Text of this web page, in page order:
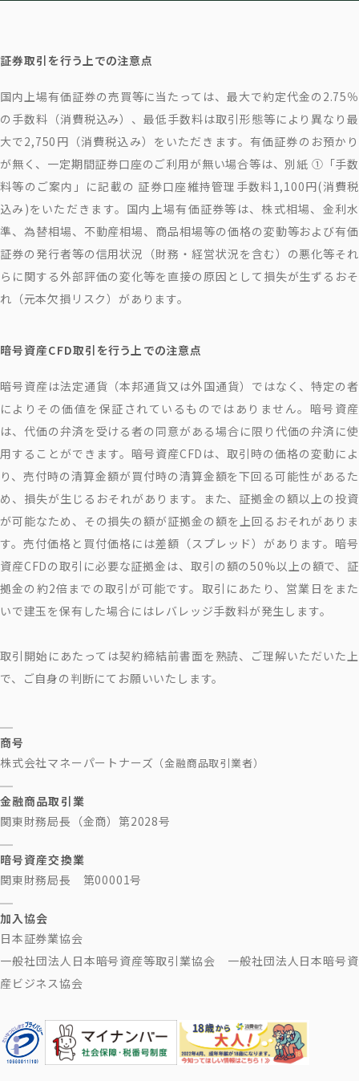
証券取引を行う上での注意点
国内上場有価証券の売買等に当たっては、最大で約定代金の2.75％
の手数料（消費税込み）、最低手数料は取引形態等により異なり最
大で2,750円（消費税込み）をいただきます。有価証券のお預かり
が無く、一定期間証券口座のご利用が無い場合等は、別紙 ①「手数
料等のご案内」に記載の 証券口座維持管理手数料1,100円(消費税
込み)をいただきます。国内上場有価証券等は、株式相場、金利水
準、為替相場、不動産相場、商品相場等の価格の変動等および有価
証券の発行者等の信用状況（財務・経営状況を含む）の悪化等それ
らに関する外部評価の変化等を直接の原因として損失が生ずるおそ
れ（元本欠損リスク）があります。
暗号資産CFD取引を行う上での注意点
暗号資産は法定通貨（本邦通貨又は外国通貨）ではなく、特定の者
によりその価値を保証されているものではありません。暗号資産
は、代価の弁済を受ける者の同意がある場合に限り代価の弁済に使
用することができます。暗号資産CFDは、取引時の価格の変動によ
り、売付時の清算金額が買付時の清算金額を下回る可能性があるた
め、損失が生じるおそれがあります。また、証拠金の額以上の投資
が可能なため、その損失の額が証拠金の額を上回るおそれがありま
す。売付価格と買付価格には差額（スプレッド）があります。暗号
資産CFDの取引に必要な証拠金は、取引の額の50%以上の額で、証
拠金の約2倍までの取引が可能です。取引にあたり、営業日をまた
いで建玉を保有した場合にはレバレッジ手数料が発生します。
取引開始にあたっては契約締結前書面を熟読、ご理解いただいた上
で、ご自身の判断にてお願いいたします。
商号
株式会社マネーパートナーズ （金融商品取引業者）
金融商品取引業
関東財務局長（金商）第2028号
暗号資産交換業
関東財務局長 第00001号
加入協会
日本証券業協会
一般社団法人日本暗号資産等取引業協会 一般社団法人日本暗号資
産ビジネス協会